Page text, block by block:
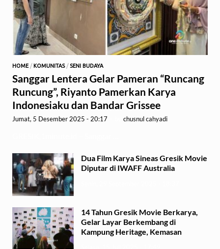
HOME/ KOMUNITAS/ SENI BUDAYA
Sanggar Lentera Gelar Pameran “Runcang
Runcung”, Riyanto Pamerkan Karya
Indonesiaku dan Bandar Grissee
Jumat, 5 Desember 2025 - 20:17 chusnul cahyadi
Dua Film Karya Sineas Gresik Movie
Diputar di IWAFF Australia
14 Tahun Gresik Movie Berkarya,
Gelar Layar Berkembang di
Kampung Heritage, Kemasan